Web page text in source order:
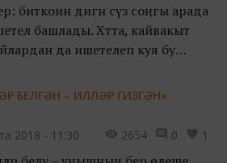
биткоин дигән сүз соңгы арада
башлады. Хәтта, кайвакыт
да ишетелеп куя бу
БЕЛГӘН – ИЛЛӘР ГИЗГӘН»
2018 - 11:30 2654 0 1